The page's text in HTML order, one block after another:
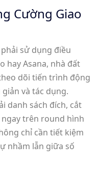
Cường Giao
sử dụng điều
hay Asana, nhà đất
dõi tiến trình động
và tác dụng.
danh sách đích, cắt
trên round hình
chỉ cần tiết kiệm
nhầm lẫn giữa số